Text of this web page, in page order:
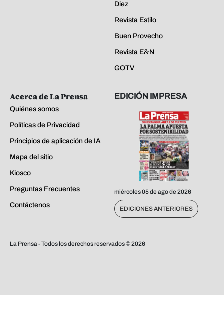
Diez
Revista Estilo
Buen Provecho
Revista E&N
GOTV
Acerca de La Prensa
Quiénes somos
Políticas de Privacidad
Principios de aplicación de IA
Mapa del sitio
Kiosco
Preguntas Frecuentes
Contáctenos
EDICIÓN IMPRESA
miércoles 05 de ago de 2026
EDICIONES ANTERIORES
La Prensa - Todos los derechos reservados ©2026